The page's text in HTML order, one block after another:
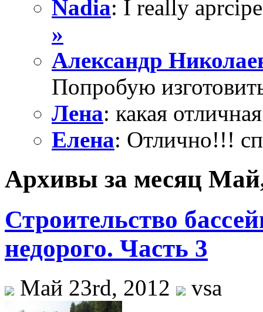
Nadia: I really
»
Александр
Попробую
Лена: какая
Елена: Отлично!!!
Архивы за месяц
Строительство
недорого. Часть 3
Май 23rd, 2012 vsa